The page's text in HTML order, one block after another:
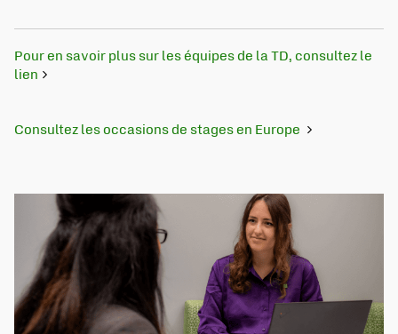
Pour en savoir plus sur les équipes de la TD, consultez le
lien
Consultez les occasions de stages en Europe
S'ouvre dans un nouvel onglet